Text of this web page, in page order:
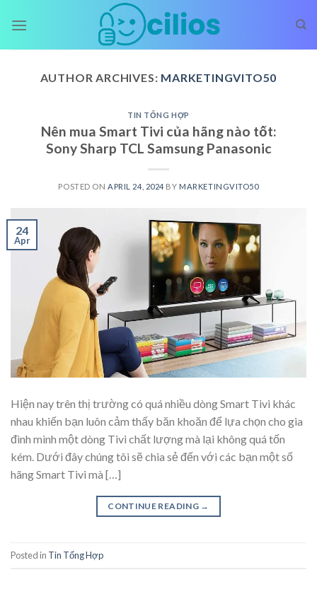
AUTHOR ARCHIVES: MARKETINGVITO50
TIN TỔNG HỢP
Nên mua Smart Tivi của hãng nào tốt:
Sony Sharp TCL Samsung Panasonic
POSTED ON APRIL 24, 2024 BY MARKETINGVITO50
24
Apr
Hiện nay trên thị trường có quá nhiều dòng Smart Tivi khác
nhau khiến bạn luôn cảm thấy băn khoăn để lựa chọn cho gia
đình mình một dòng Tivi chất lượng mà lại không quá tốn
kém. Dưới đây chúng tôi sẽ chia sẻ đến với các bạn một số
hãng Smart Tivi mà […]
CONTINUE READING →
Posted in Tin Tổng Hợp